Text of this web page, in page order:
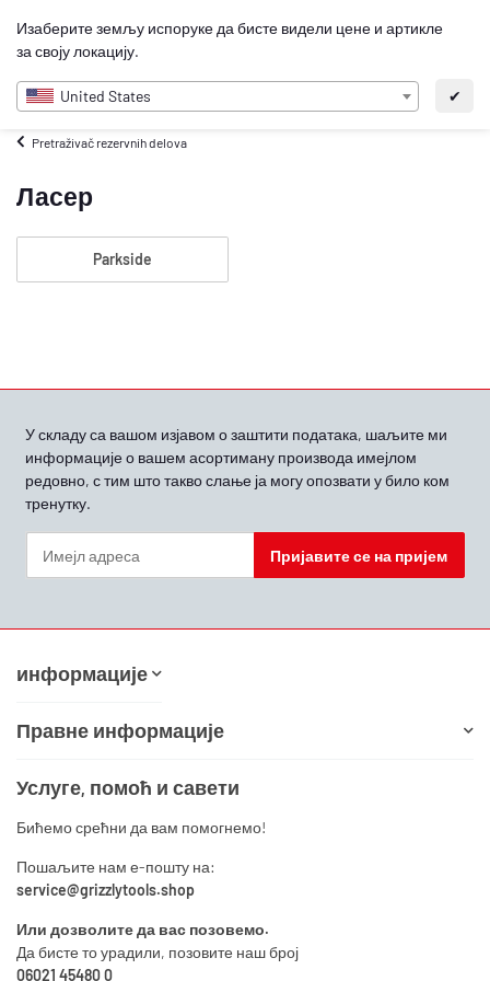
Изаберите земљу испоруке да бисте видели цене и артикле
за своју локацију.
United States ✔
SR
Pretraživač rezervnih delova
Ласер
Parkside
У складу са вашом изјавом о заштити података, шаљите ми
информације о вашем асортиману производа имејлом
редовно, с тим што такво слање ја могу опозвати у било ком
тренутку.
Пријавите се на пријем
информације
Правне информације
Услуге, помоћ и савети
Бићемо срећни да вам помогнемо!
Пошаљите нам е-пошту на:
service@grizzlytools.shop
Или дозволите да вас позовемо.
Да бисте то урадили, позовите наш број
06021 45480 0